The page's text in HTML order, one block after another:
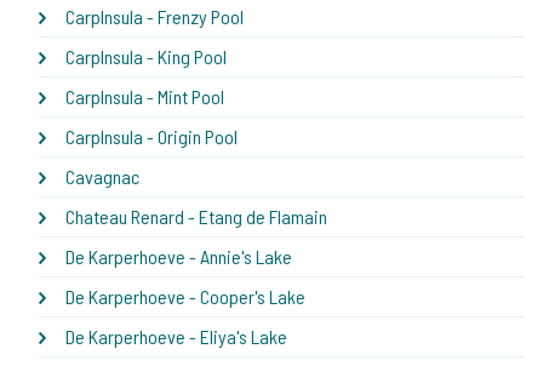
CarpInsula - Frenzy Pool
CarpInsula - King Pool
CarpInsula - Mint Pool
CarpInsula - Origin Pool
Cavagnac
Chateau Renard - Etang de Flamain
De Karperhoeve - Annie's Lake
De Karperhoeve - Cooper's Lake
De Karperhoeve - Eliya's Lake